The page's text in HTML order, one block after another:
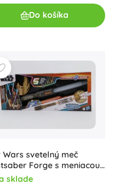
Do košíka
Wars svetelný meč
Forge s meniacou
čepele
sklade